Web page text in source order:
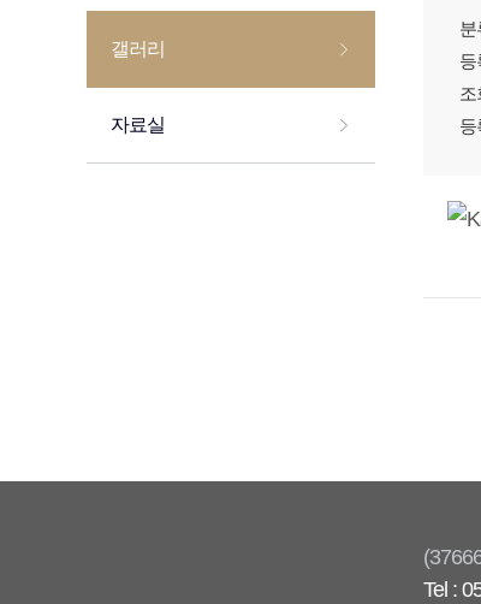
갤러리
자료실
분
등
조
등
Tel :